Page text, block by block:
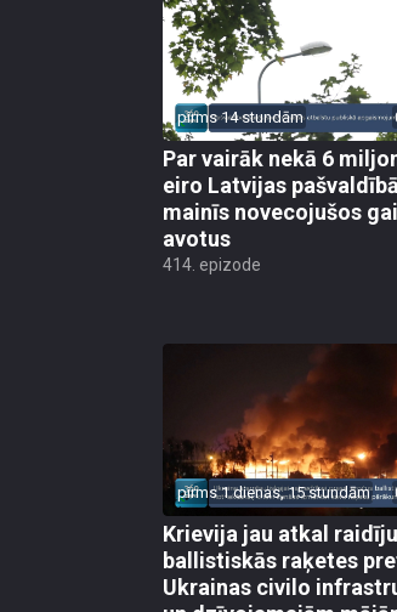
pirms 14 stundām
Par vairāk nekā 6
eiro Latvijas
mainīs novecojušos
avotus
414. epizode
pirms 1 dienas, 15 stundām
Krievija jau atkal
ballistiskās raķetes
Ukrainas civilo